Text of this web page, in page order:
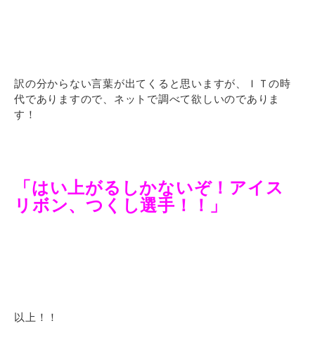
訳の分からない言葉が出てくると思いますが、ＩＴの時
代でありますので、ネットで調べて欲しいのでありま
す！
「はい上がるしかないぞ！アイス
リボン、つくし選手！！」
以上！！